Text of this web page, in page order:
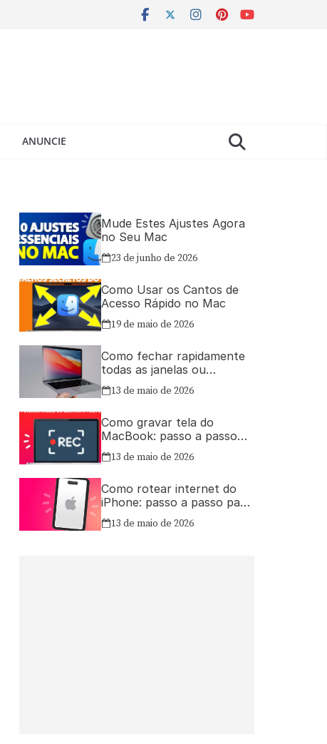
ANUNCIE
Mude Estes Ajustes Agora
no Seu Mac
23 de junho de 2026
Como Usar os Cantos de
Acesso Rápido no Mac
19 de maio de 2026
Como fechar rapidamente
todas as janelas ou
aplicativos abertos no Mac
13 de maio de 2026
Como gravar tela do
MacBook: passo a passo
simples
13 de maio de 2026
Como rotear internet do
iPhone: passo a passo para
compartilhar a conexão
13 de maio de 2026